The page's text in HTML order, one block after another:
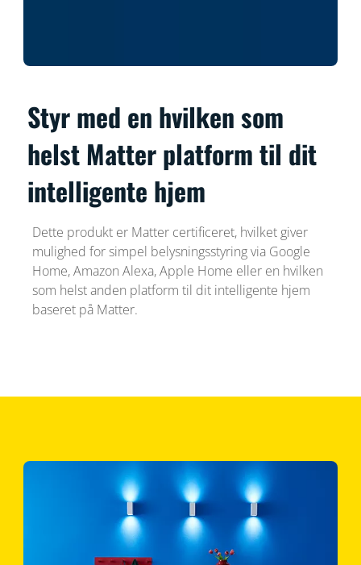
Styr med en hvilken som
helst Matter platform til dit
intelligente hjem
Dette produkt er Matter certificeret, hvilket giver
mulighed for simpel belysningsstyring via Google
Home, Amazon Alexa, Apple Home eller en hvilken
som helst anden platform til dit intelligente hjem
baseret på Matter.